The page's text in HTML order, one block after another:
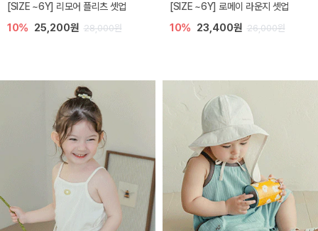
[SIZE ~6Y] 리모어 플리츠 셋업
10% 25,200원 28,000원
[SIZE ~6Y] 로메이 라운지 셋업
10% 23,400원 26,000원